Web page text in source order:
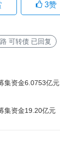
3赞
可转债 已回复
集资金6.0753亿元
集资金19.20亿元